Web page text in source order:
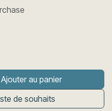
Ajouter au panier
de souhaits